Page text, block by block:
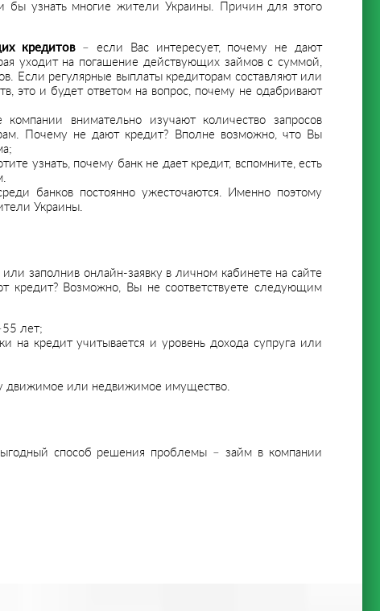
бы узнать многие жители Украины. Причин для этого
кредитов– если Вас интересует, почему не дают
уходит на погашение действующих займов с суммой,
Если регулярные выплаты кредиторам составляют или
это и будет ответом на вопрос, почему не одабривают
внимательно изучают количество запросов
Почему не дают кредит? Вполне возможно, что Вы
узнать, почему банк не дает кредит, вспомните, есть
банков постоянно ужесточаются. Именно поэтому
Украины.
заполнив онлайн-заявку в личном кабинете на сайте
кредит? Возможно, Вы не соответствуете следующим
лет;
кредит учитывается и уровень дохода супруга или
движимое или недвижимое имущество.
способ решения проблемы – займ в компании